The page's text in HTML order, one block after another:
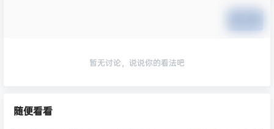
暂无讨论，说说你的看法吧
随便看看